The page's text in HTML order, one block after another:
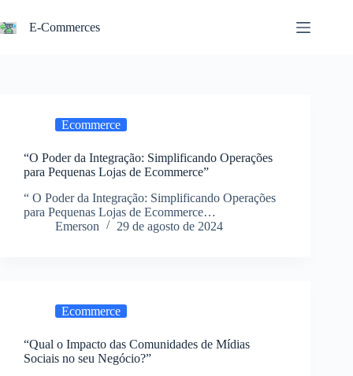
para
o
E-Commerces
Ecommerce
“O Poder da Integração: Simplificando Operações
para Pequenas Lojas de Ecommerce”
“ O Poder da Integração: Simplificando Operações
para Pequenas Lojas de Ecommerce…
Emerson
29 de agosto de 2024
Ecommerce
“Qual o Impacto das Comunidades de Mídias
Sociais no seu Negócio?”